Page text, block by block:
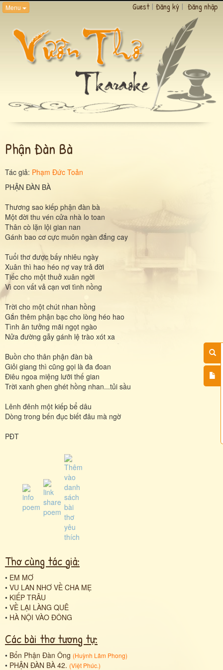
Menu Guest | Đăng ký | Đăng nhập
Phận Đàn Bà
Tác giả: Phạm Đức Toản
PHẬN ĐÀN BÀ
Thương sao kiếp phận đàn bà
Một đời thu vén cửa nhà lo toan
Thân cò lặn lội gian nan
Gánh bao cơ cực muôn ngàn đắng cay
Tuổi thơ được bấy nhiêu ngày
Xuân thì hao héo nợ vay trả đời
Tiếc cho một thuở xuân ngời
Vì con vất vả cạn vơi tình nồng
Trời cho một chút nhan hồng
Gắn thêm phận bạc cho lòng héo hao
Tình ân tưởng mãi ngọt ngào
Nửa đường gẫy gánh lệ trào xót xa
Buồn cho thân phận đàn bà
Giỏi giang thì cũng gọi là đa đoan
Điêu ngoa miệng lưỡi thế gian
Trời xanh ghen ghét hồng nhan...tủi sầu
Lênh đênh một kiếp bể dâu
Dòng trong bến đục biết đâu mà ngờ
PĐT
Thơ cùng tác giả:
• EM MƠ
• VU LAN NHƠ VỀ CHA MẸ
• KIẾP TRÂU
• VỀ LẠI LÀNG QUÊ
• HÀ NỘI VÀO ĐÔNG
Các bài thơ tương tự:
• Bổn Phận Đàn Ông (Huỳnh Lâm Phong)
• PHẬN ĐÀN BÀ 42. (Việt Phúc.)